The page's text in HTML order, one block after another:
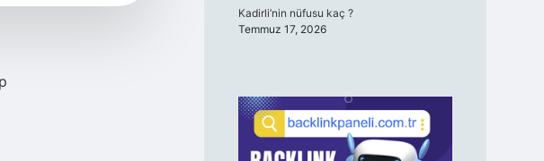
Kadirli’nin nüfusu kaç ?
Temmuz 17, 2026